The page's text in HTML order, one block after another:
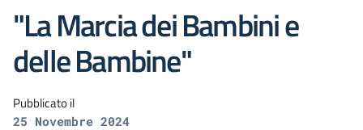
"La Marcia dei Bambini e
delle Bambine"
Pubblicato il
25 Novembre 2024